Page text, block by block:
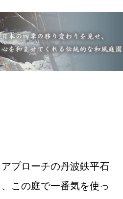
プローチの丹波鉄平石
この庭で一番気を使っ